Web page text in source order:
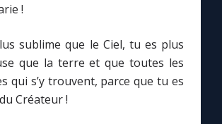
!
sublime que le Ciel, tu es plus
que la terre et que toutes les
qui s’y trouvent, parce que tu es
Créateur !